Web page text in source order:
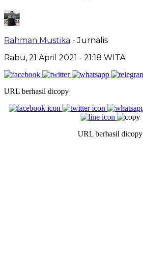
Rahman Mustika - Jurnalis
Rabu, 21 April 2021 - 21:18 WITA
URL berhasil dicopy
URL berhasil dicopy